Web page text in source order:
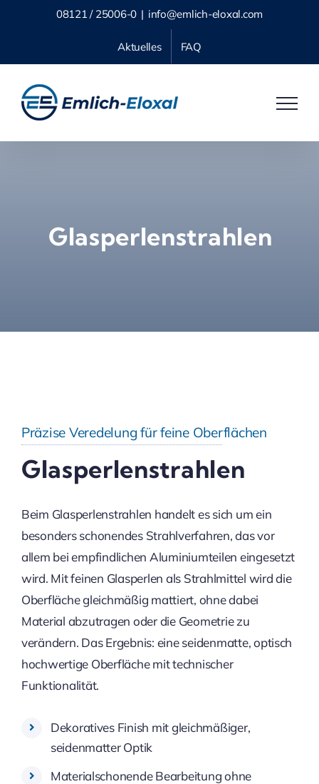
08121 / 25006-0 | info@emlich-eloxal.com
Aktuelles FAQ
Glasperlenstrahlen
Präzise Veredelung für feine Oberflächen
Glasperlenstrahlen
Beim Glasperlenstrahlen handelt es sich um ein
besonders schonendes Strahlverfahren, das vor
allem bei empfindlichen Aluminiumteilen eingesetzt
wird. Mit feinen Glasperlen als Strahlmittel wird die
Oberfläche gleichmäßig mattiert, ohne dabei
Material abzutragen oder die Geometrie zu
verändern. Das Ergebnis: eine seidenmatte, optisch
hochwertige Oberfläche mit technischer
Funktionalität.
Dekoratives Finish mit gleichmäßiger,
seidenmatter Optik
Materialschonende Bearbeitung ohne